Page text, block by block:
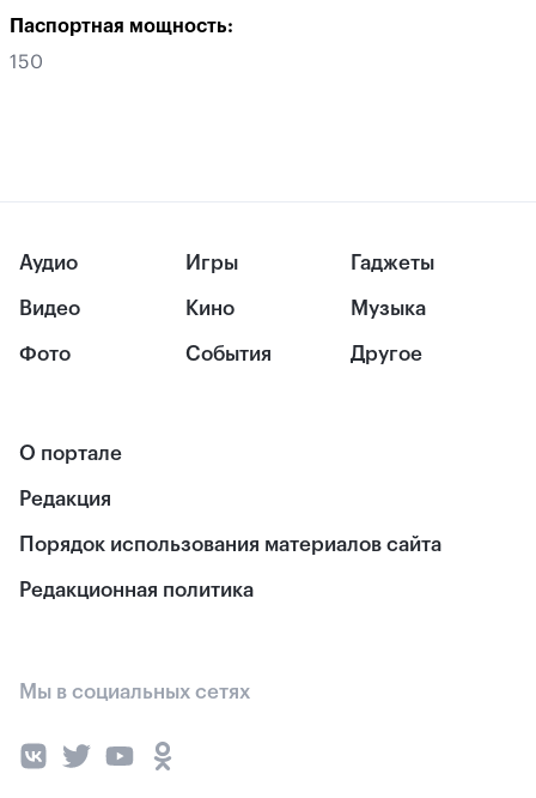
Паспортная мощность:
150
Аудио
Видео
Фото
Игры
Кино
События
Гаджеты
Музыка
Другое
О портале
Редакция
Порядок использования материалов сайта
Редакционная политика
Мы в социальных сетях